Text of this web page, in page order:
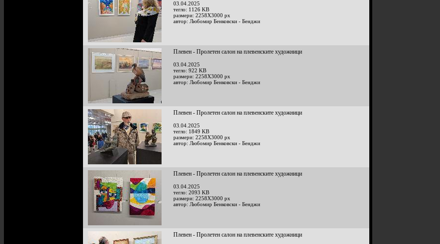
03.04.2025
тегло: 1126 KB
размери: 2258X3000 px
автор: Любомир Бенковски - Бенджи
Плевен - Пролетен салон на плевенските художници
03.04.2025
тегло: 922 KB
размери: 2258X3000 px
автор: Любомир Бенковски - Бенджи
Плевен - Пролетен салон на плевенските художници
03.04.2025
тегло: 1849 KB
размери: 2258X3000 px
автор: Любомир Бенковски - Бенджи
Плевен - Пролетен салон на плевенските художници
03.04.2025
тегло: 2093 KB
размери: 2258X3000 px
автор: Любомир Бенковски - Бенджи
Плевен - Пролетен салон на плевенските художници